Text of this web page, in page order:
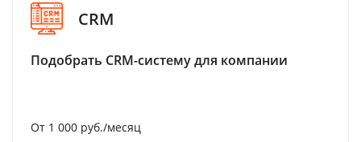
CRM
Подобрать CRM-систему для компании
От 1 000 руб./месяц